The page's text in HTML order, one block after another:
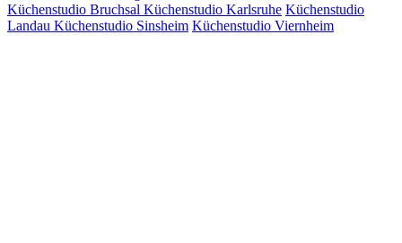
Küchenstudio Bruchsal Küchenstudio Karlsruhe Küchenstudio
Landau Küchenstudio Sinsheim Küchenstudio Viernheim